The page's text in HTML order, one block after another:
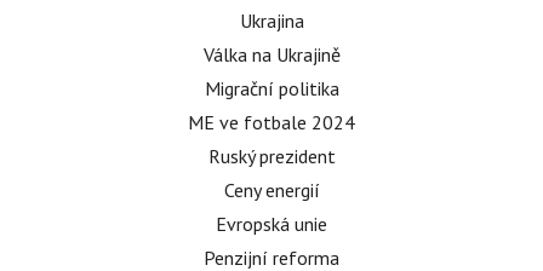
Ukrajina
Válka na Ukrajině
Migrační politika
ME ve fotbale 2024
Ruský prezident
Ceny energií
Evropská unie
Penzijní reforma